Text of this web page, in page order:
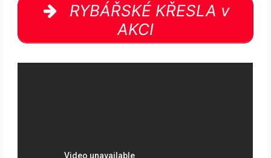
RYBÁŘSKÉ KŘESLA v
AKCI